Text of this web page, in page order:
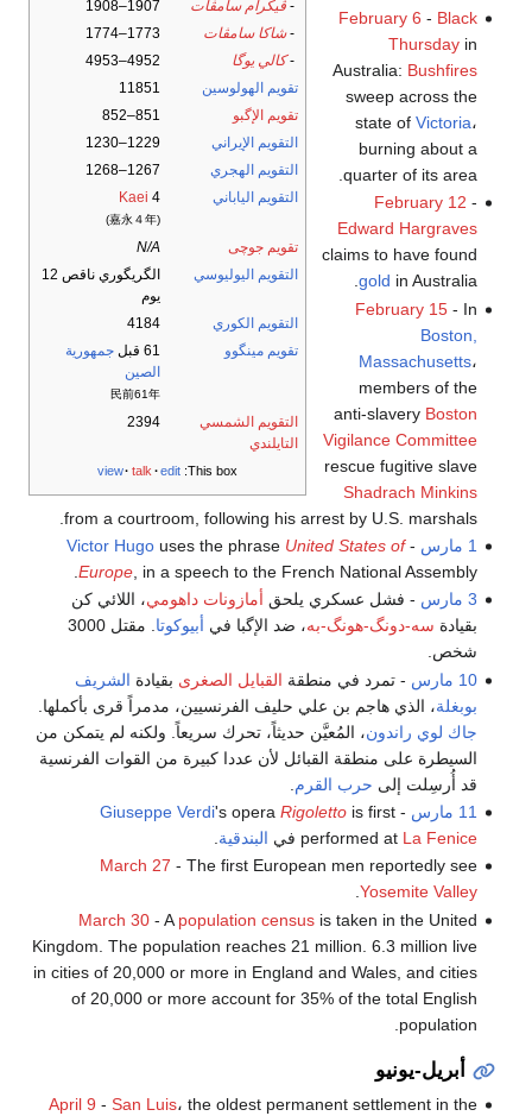
- ڤيكرام سامڤات
1907–1908
-شاكا سامڤات
1773–1774
-كالي يوگا
4952–4953
تقويم الهولوسين
11851
تقويم الإگبو
851–852
التقويم الإيراني
1229–1230
التقويم الهجري
1267–1268
التقويم الياباني
Kaei 4
(嘉永４年)
تقويم جوچى
N/A
التقويم اليوليوسي
الگريگوري ناقص 12
يوم
التقويم الكوري
4184
تقويم مينگوو
61 قبل
جمهورية
الصين
民前61年
التقويم الشمسي
التايلندي
2394
This box:
view talk edit
February 6 - Black
Thursdayin
Australia: Bushfires
sweep across the
state of Victoria،
burning about a
quarter of its area.
February 12 -
Edward Hargraves
claims to have found
gold in Australia.
February 15- In
Boston,
Massachusetts،
members of the
anti-slavery Boston
Vigilance Committee
rescue fugitive slave
Shadrach Minkins
from a courtroom, following his arrest by U.S. marshals.
1 مارس
-
Victor Hugouses the phrase United States of
Europe, in a speech to the French National Assembly.
3 مارس
- فشل عسكري يلحق أمازونات داهومي، اللائي كن
بقيادة سه-دونگ-هونگ-به، ضد الإگبا في أبيوكوتا
. مقتل 3000
شخص.
10 مارس
- تمرد في منطقة القبايل الصغرى بقيادة الشريف
بوبغلة، الذي هاجم بن علي حليف الفرنسيين، مدمراً قرى بأكملها.
جاك لوي راندون، المُعيَّن حديثاً، تحرك سريعاً. ولكنه لم يتمكن من
السيطرة على منطقة القبائل لأن عددا كبيرة من القوات الفرنسية
قد أُرسِلت إلى حرب القرم
11 مارس
-
Giuseppe Verdi's opera Rigolettois first
performed at La Fenice في البندقية
March 27 - The first European men reportedly see
Yosemite Valley
.
March 30- A population censusis taken in the United
Kingdom. The population reaches 21 million. 6.3 million live
in cities of 20,000 or more in England and Wales, and cities
of 20,000 or more account for 35% of the total English
population.
أبريل-يونيو
April 9 - San Luis، the oldest permanent settlement in the